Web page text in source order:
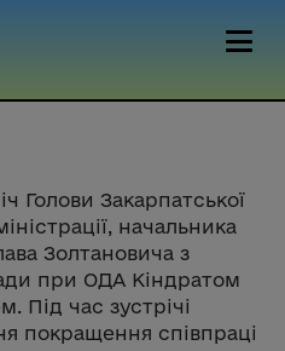
Голови Закарпатської
начальника
Золтановича з
при ОДА Кіндратом
Під час зустрічі
покращення співпраці